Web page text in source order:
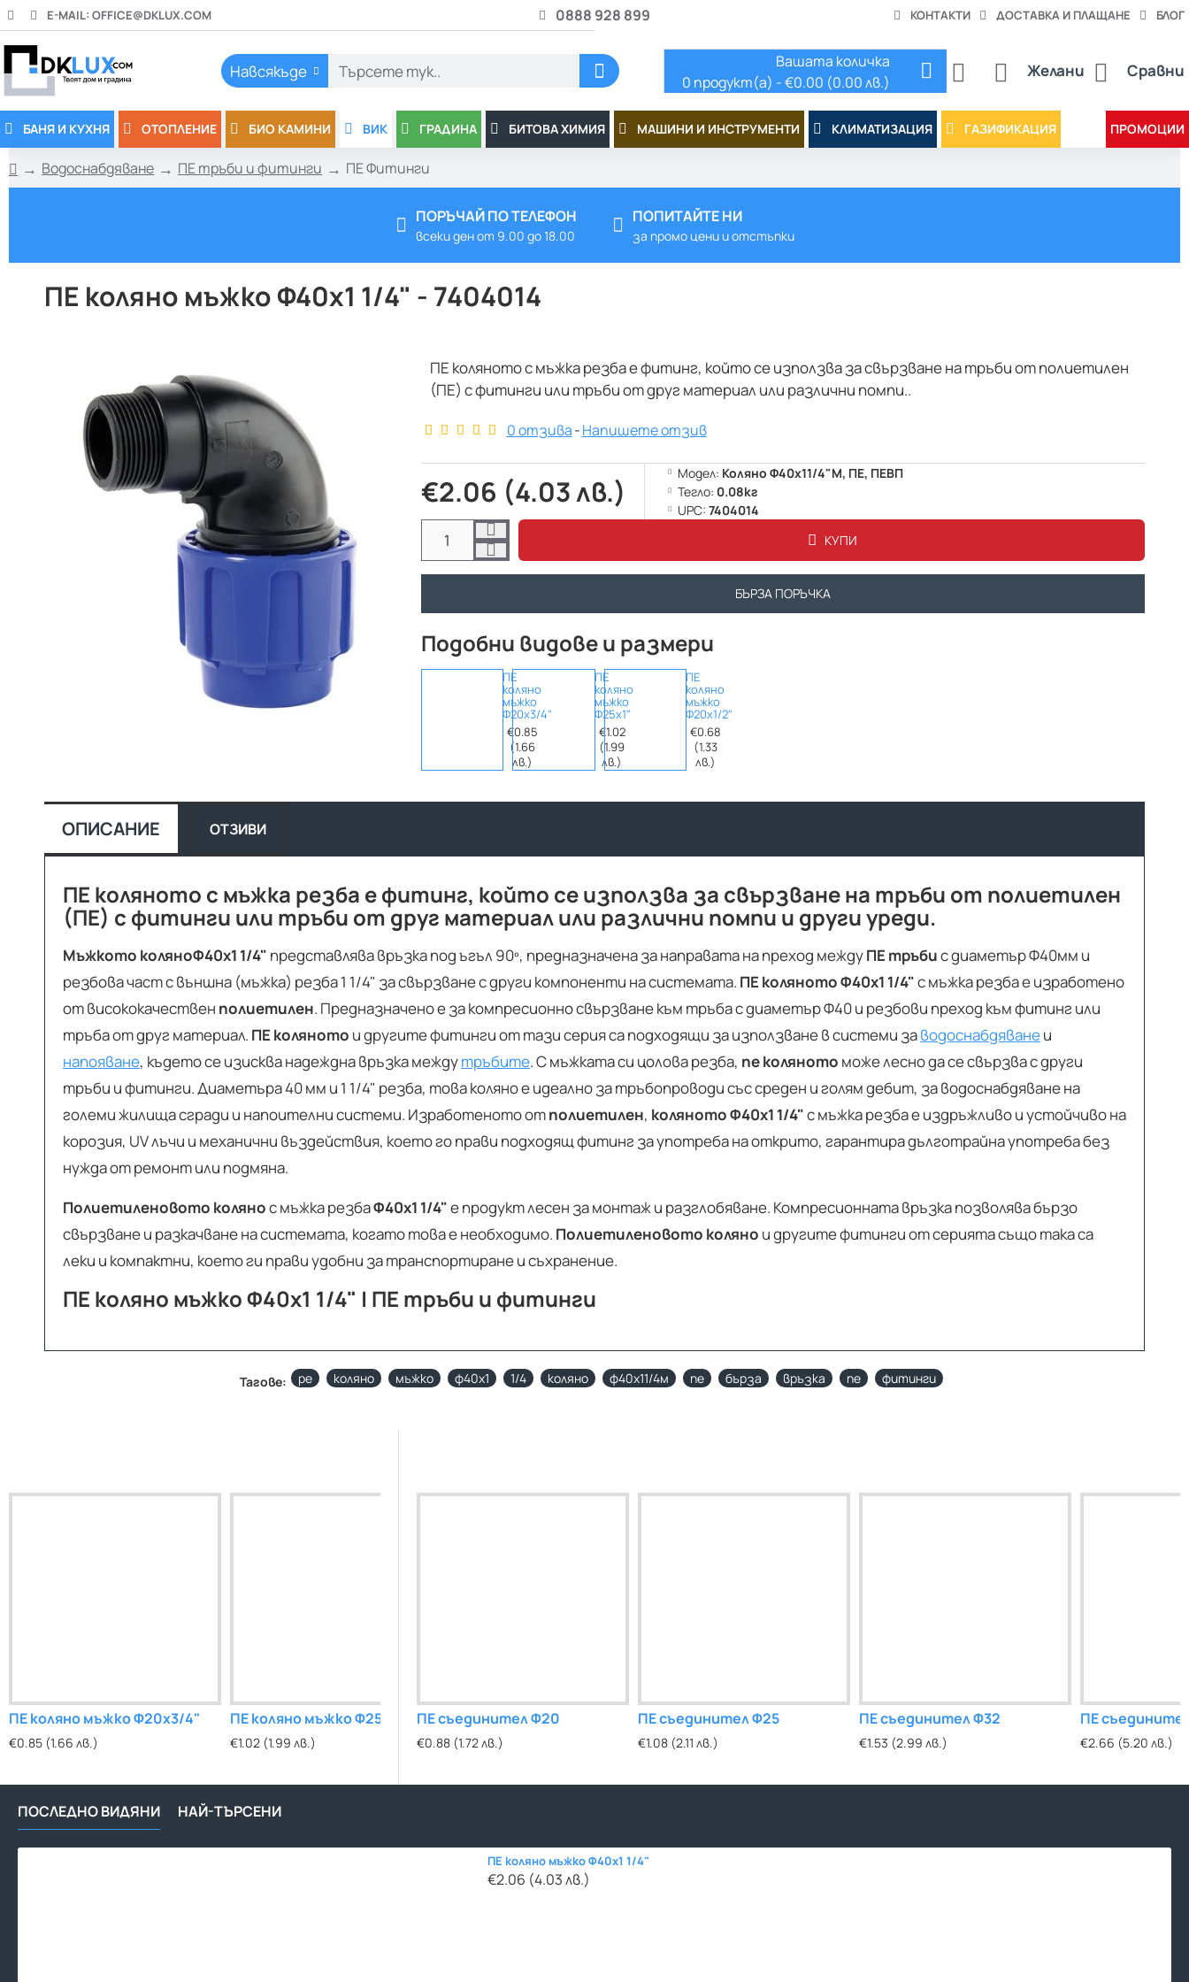
E-MAIL: OFFICE@DKLUX.COM 0888 928 899 КОНТАКТИ ДОСТАВКА И ПЛАЩАНЕ БЛОГ
Навсякъде
Търсете
Желани Сравни
Вашата количка
0 продукт(а) - €0.00 (0.00 лв.)
БАНЯ И КУХНЯ ОТОПЛЕНИЕ БИО КАМИНИ ВИК ГРАДИНА БИТОВА ХИМИЯ МАШИНИ И ИНСТРУМЕНТИ КЛИМАТИЗАЦИЯ ГАЗИФИКАЦИЯ ПРОМОЦИИ
h
Водоснабдяване ПЕ тръби и фитинги ПЕ Фитинги
ПОРЪЧАЙ ПО ТЕЛЕФОН
всеки ден от 9.00 до 18.00
ПОПИТАЙТЕ НИ
за промо цени и отстъпки
ПЕ коляно мъжко Ф40х1 1/4" - 7404014
ПЕ коляното с мъжка резба е фитинг, който се използва за свързване на тръби от полиетилен
(ПЕ) с фитинги или тръби от друг материал или различни помпи..
0 отзива-Напишете отзив
€2.06 (4.03 лв.) Модел: Коляно Ф40х11/4"М, ПЕ, ПЕВП
Тегло: 0.08кг
UPC: 7404014
КУПИ
БЪРЗА ПОРЪЧКА
Подобни видове и размери
ПЕ
коляно
мъжко
Ф20х3/4"
€0.85
(1.66
лв.)
ПЕ
коляно
мъжко
Ф25х1"
€1.02
(1.99
лв.)
ПЕ
коляно
мъжко
Ф20х1/2"
€0.68
(1.33
лв.)
ОПИСАНИЕ ОТЗИВИ
ПЕ коляното с мъжка резба е фитинг, който се използва за свързване на тръби от полиетилен
(ПЕ) с фитинги или тръби от друг материал или различни помпи и други уреди.
Мъжкото коляноФ40х1 1/4" представлява връзка под ъгъл 90º, предназначена за направата на преход междуПЕ тръбис диаметър Ф40мм и
резбова част с външна (мъжка) резба 1 1/4" за свързване с други компоненти на системата. ПЕ коляното Ф40х1 1/4"с мъжка резба е изработено
от висококачествен полиетилен. Предназначено е за компресионно свързване към тръба с диаметър Ф40 и резбови преход към фитинг или
тръба от друг материал. ПЕ коляното и другите фитинги от тази серия са подходящи за използване в системи заводоснабдяванеи
напояване, където се изисква надеждна връзка междутръбите. С мъжката си цолова резба, пе коляното може лесно да се свързва с други
тръби и фитинги. Диаметъра 40 мм и 1 1/4" резба, това коляно е идеално за тръбопроводи със среден и голям дебит, за водоснабдяване на
големи жилища сгради и напоителни системи. Изработеното отполиетилен, коляното Ф40х1 1/4"с мъжка резба е издръжливо и устойчиво на
корозия, UV лъчи и механични въздействия, което го прави подходящ фитинг за употреба на открито, гарантира дълготрайна употреба без
нужда от ремонт или подмяна.
Полиетиленовото колянос мъжка резбаФ40х1 1/4"е продукт лесен за монтаж и разглобяване. Компресионната връзка позволява бързо
свързване и разкачване на системата, когато това е необходимо. Полиетиленовото коляно и другите фитинги от серията също така са
леки и компактни, което ги прави удобни за транспортиране и съхранение.
ПЕ коляно мъжко Ф40х1 1/4" | ПЕ тръби и фитинги
Тагове: pe коляно мъжко ф40х1 1/4 коляно ф40х11/4м пе бърза връзка пе фитинги
ПЕ коляно мъжко Ф20х3/4"
€0.85 (1.66 лв.)
ПЕ коляно мъжко Ф25х1"
€1.02 (1.99 лв.)
ПЕ коляно мъжко Ф20х1/2"
€0.68 (1.33 лв.)
ПЕ съединител Ф20
€0.88 (1.72 лв.)
ПЕ съединител Ф25
€1.08 (2.11 лв.)
ПЕ съединител Ф32
€1.53 (2.99 лв.)
ПЕ
€2.66 (5.20 лв.)
ПОСЛЕДНО ВИДЯНИ НАЙ-ТЪРСЕНИ
ПЕ коляно мъжко Ф40х1 1/4"
€2.06 (4.03 лв.)